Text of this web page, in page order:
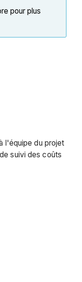
pour plus
l'équipe du projet
suivi des coûts